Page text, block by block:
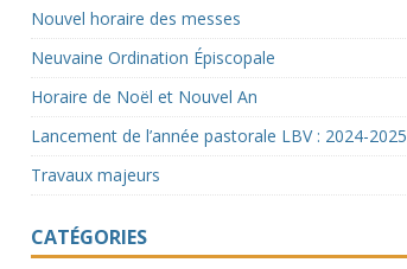
Nouvel horaire des messes
Neuvaine Ordination Épiscopale
Horaire de Noël et Nouvel An
Lancement de l’année pastorale LBV : 2024-2025
Travaux majeurs
CATÉGORIES